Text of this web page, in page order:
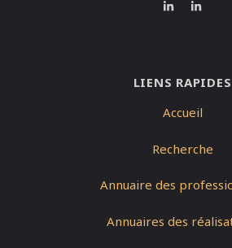
LIENS RAPIDES
Accueil
Recherche
Annuaire des
Annuaires des